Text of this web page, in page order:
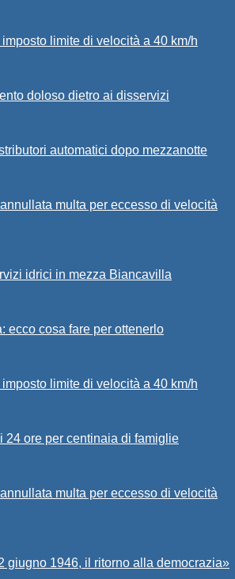
limite di velocità a 40 km/h
doloso dietro ai disservizi
automatici dopo mezzanotte
multa per eccesso di velocità
idrici in mezza Biancavilla
ecco cosa fare per ottenerlo
limite di velocità a 40 km/h
24 ore per centinaia di famiglie
multa per eccesso di velocità
giugno 1946, il ritorno alla democrazia»